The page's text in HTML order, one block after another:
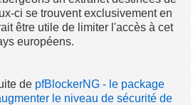
ci se trouvent exclusivement en
être utile de limiter l'accès à cet
européens.
de pfBlockerNG - le package
le niveau de sécurité de